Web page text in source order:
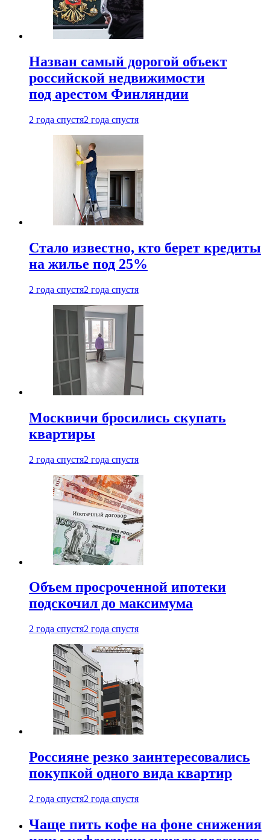
Назван самый дорогой объект
российской недвижимости
под арестом Финляндии
2 года спустя2 года спустя
Стало известно, кто берет кредиты
на жилье под 25%
2 года спустя2 года спустя
Москвичи бросились скупать
квартиры
2 года спустя2 года спустя
Объем просроченной ипотеки
подскочил до максимума
2 года спустя2 года спустя
Россияне резко заинтересовались
покупкой одного вида квартир
2 года спустя2 года спустя
Чаще пить кофе на фоне снижения